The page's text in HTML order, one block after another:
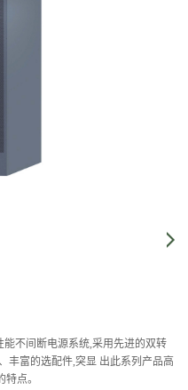
能不间断电源系统,采用先进的双转
丰富的选配件,突显 出此系列产品高
点。